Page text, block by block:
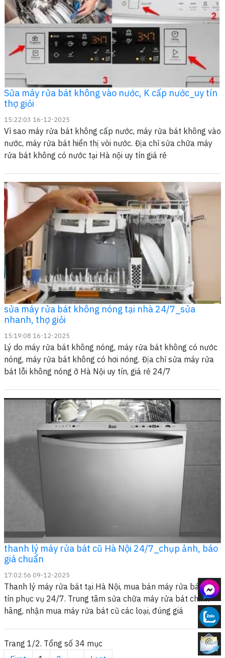
Sửa máy rửa bát không vào nước, K cấp nước_uy tín
thợ giỏi
15:22:03 16-12-2025
Vì sao máy rửa bát không cấp nước, máy rửa bát không vào
nước, máy rửa bát hiển thị vòi nước. Địa chỉ sửa chữa máy
rửa bát không có nước tại Hà nội uy tín giá rẻ
sửa máy rửa bát không nóng tại nhà 24/7_sửa
nhanh, thợ giỏi
15:19:08 16-12-2025
Lý do máy rửa bát không nóng, máy rửa bát không có nước
nóng, máy rửa bát không có hơi nóng. Địa chỉ sửa máy rửa
bát lỗi không nóng ở Hà Nội uy tín, giá rẻ 24/7
thanh lý máy rửa bát cũ Hà Nội 24/7_chụp ảnh, báo
giá chuẩn
17:02:56 09-12-2025
Thanh lý máy rửa bát tại Hà Nội, mua bán máy rửa bát uy
tín phục vụ 24/7. Trung tâm sửa chữa máy rửa bát chính
hãng, nhận mua máy rửa bát cũ các loại, đúng giá
Trang 1/2. Tổng số 34 mục